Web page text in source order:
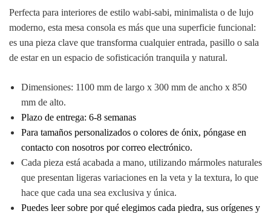
Perfecta para interiores de estilo wabi-sabi, minimalista o de lujo
moderno, esta mesa consola es más que una superficie funcional:
es una pieza clave que transforma cualquier entrada, pasillo o sala
de estar en un espacio de sofisticación tranquila y natural.
Dimensiones: 1100 mm de largo x 300 mm de ancho x 850
mm de alto.
Plazo de entrega: 6-8 semanas
Para tamaños personalizados o colores de ónix, póngase en
contacto con nosotros por correo electrónico.
Cada pieza está acabada a mano, utilizando mármoles naturales
que presentan ligeras variaciones en la veta y la textura, lo que
hace que cada una sea exclusiva y única.
Puedes leer sobre por qué elegimos cada piedra, sus orígenes y